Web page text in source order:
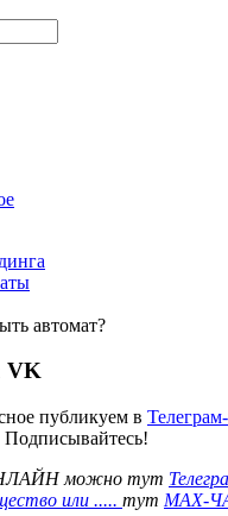
автомат?
VK
публикуем в
Подписывайтесь!
можно тут
или ..... тут MAX-